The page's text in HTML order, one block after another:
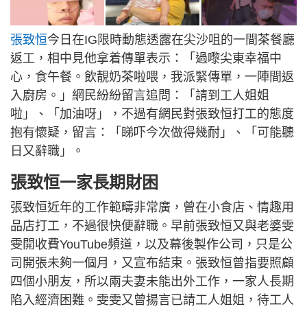
張致恒今日在IG限時動態透露在尖沙咀的一間茶餐廳
返工，相中見他拿着傳單表示：「過嚟尖東幸福中
心，食午餐。飲靚奶茶啦喂，我派緊傳單，一陣間返
入廚房。」網民紛紛留言追問：「請到工人姐姐
啦」、「加油呀」，不過有網民對張致恒打工的態度
抱有懷疑，留言：「睇吓今次做得幾耐」、「可能聽
日又辭職」。
張致恒一家長期財困
張致恒近年的工作範疇非常廣，曾在小食店、情趣用
品店打工，不過很快便辭職。早前張致恒又與老婆雯
雯開收費YouTube頻道，以及幕後製作公司，只是公
司開張未夠一個月，又宣布結束。張致恒曾指要照顧
四個小朋友，所以兩夫妻未能出外工作，一家人長期
陷入經濟困難。雯雯又曾揚言已請工人姐姐，待工人